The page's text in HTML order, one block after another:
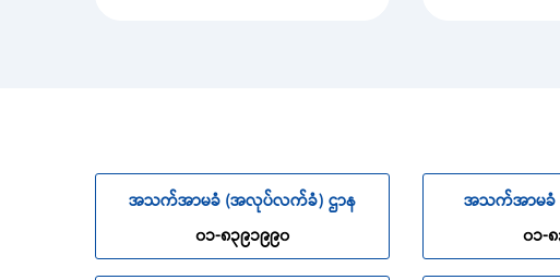
အသက်အာမခံ (အလုပ်လက်ခံ) ဌာန
၀၁-၈၃၉၁၉၉၀
အသက်အာမခံ (
၀၁-